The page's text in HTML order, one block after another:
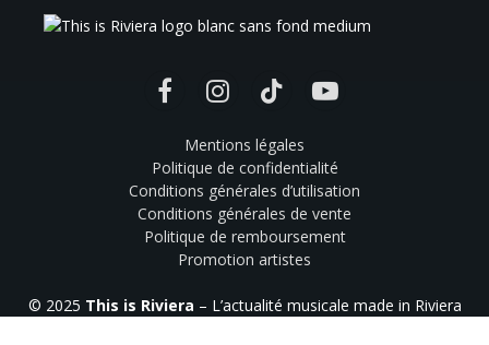
FacebookInstagramTikTok YouTube
Mentions légales
Politique de confidentialité
Conditions générales d’utilisation
Conditions générales de vente
Politique de remboursement
Promotion artistes
© 2025 This is Riviera – L’actualité musicale made in Riviera